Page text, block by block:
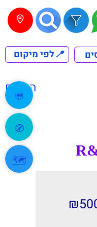
📍לפי מיקום
הקודם
₪
💬
🧭
🗺️